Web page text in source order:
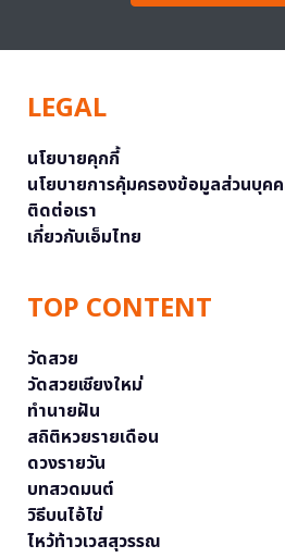
LEGAL
นโยบายคุกกี้
นโยบายการคุ้มครองข้อมูลส่วนบุค
ติดต่อเรา
เกี่ยวกับเอ็มไทย
TOP CONTENT
วัดสวย
วัดสวยเชียงใหม่
ทำนายฝัน
สถิติหวยรายเดือน
ดวงรายวัน
บทสวดมนต์
วิธีบนไอ้ไข่
ไหว้ท้าวเวสสุวรรณ